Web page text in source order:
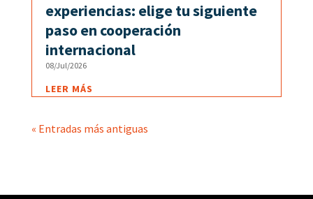
experiencias: elige tu siguiente
paso en cooperación
internacional
08/Jul/2026
LEER MÁS
« Entradas más antiguas